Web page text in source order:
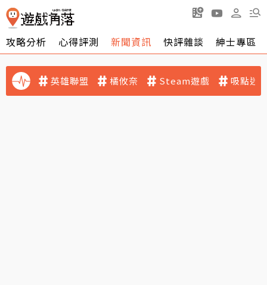
攻略分析 心得評測 新聞資訊 快評雜談 紳士專區
英雄聯盟 橘攸奈 Steam遊戲 吸點迷